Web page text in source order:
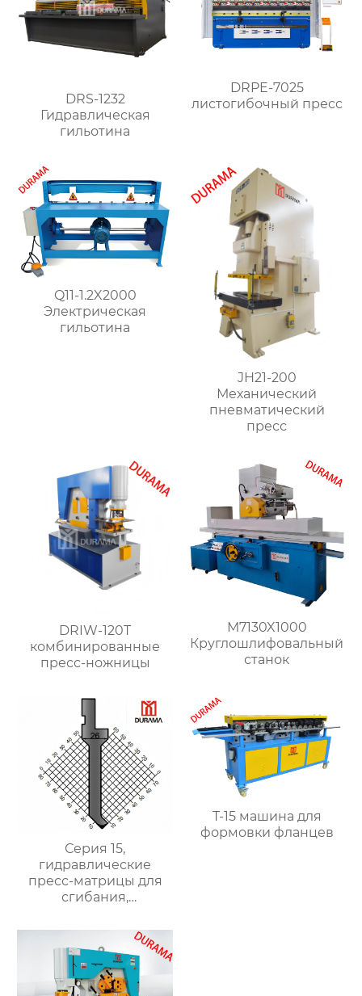
DRS-1232
Гидравлическая
гильотина
DRPE-7025
листогибочный пресс
Q11-1.2X2000
Электрическая
гильотина
JH21-200
Механический
пневматический
пресс
DRIW-120T
комбинированные
пресс-ножницы
M7130X1000
Круглошлифовальный
станок
Серия 15,
гидравлические
пресс-матрицы для
сгибания,
формы для сгибания
листового металла
T-15 машина для
формовки фланцев